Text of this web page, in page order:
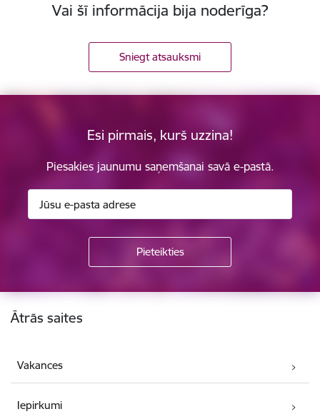
Vai šī informācija bija noderīga?
Sniegt atsauksmi
Esi pirmais, kurš uzzina!
Piesakies jaunumu saņemšanai savā e-pastā.
Kājene
Ātrās saites
Vakances
Iepirkumi